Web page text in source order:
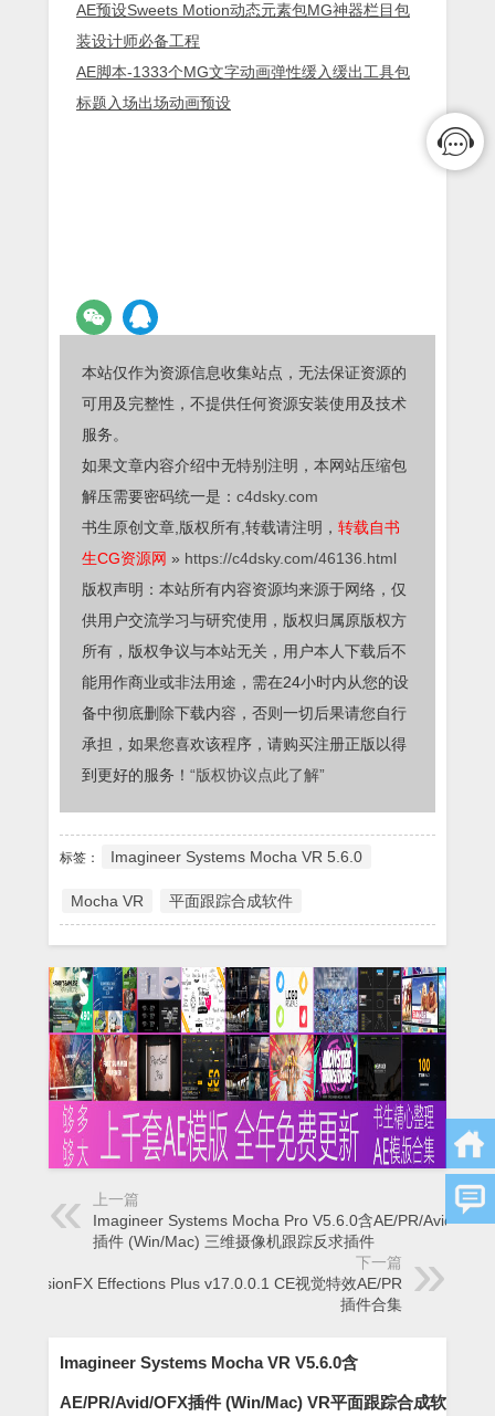
AE预设Sweets Motion动态元素包MG神器栏目包
装设计师必备工程
AE脚本-1333个MG文字动画弹性缓入缓出工具包
标题入场出场动画预设
本站仅作为资源信息收集站点，无法保证资源的
可用及完整性，不提供任何资源安装使用及技术
服务。
如果文章内容介绍中无特别注明，本网站压缩包
解压需要密码统一是： c4dsky.com
书生原创文章,版权所有,转载请注明， 转载自书
生CG资源网 » https://c4dsky.com/46136.html
版权声明：本站所有内容资源均来源于网络，仅
供用户交流学习与研究使用，版权归属原版权方
所有，版权争议与本站无关，用户本人下载后不
能用作商业或非法用途，需在24小时内从您的设
备中彻底删除下载内容，否则一切后果请您自行
承担，如果您喜欢该程序，请购买注册正版以得
到更好的服务！ “版权协议点此了解”
标签： Imagineer Systems Mocha VR 5.6.0
Mocha VR 平面跟踪合成软件
上一篇
Imagineer Systems Mocha Pro V5.6.0含AE/PR/Avid/OFX
插件 (Win/Mac) 三维摄像机跟踪反求插件
下一篇
RevisionFX Effections Plus v17.0.0.1 CE视觉特效AE/PR
插件合集
Imagineer Systems Mocha VR V5.6.0含
AE/PR/Avid/OFX插件 (Win/Mac) VR平面跟踪合成软